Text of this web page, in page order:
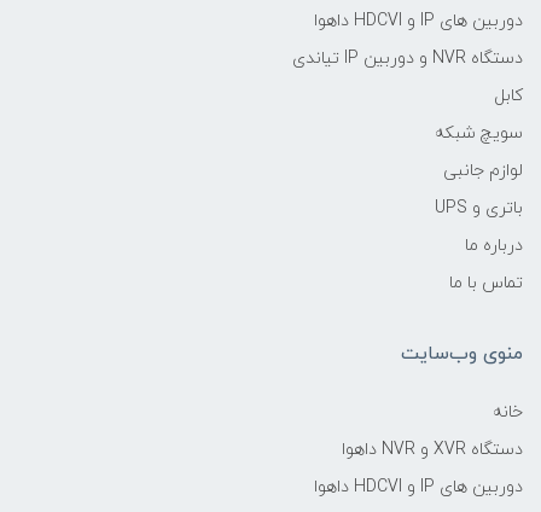
دوربین های IP و HDCVI داهوا
دستگاه NVR و دوربین IP تیاندی
کابل
سویچ شبکه
لوازم جانبی
باتری و UPS
درباره ما
تماس با ما
منوی وب‌سایت
خانه
دستگاه XVR و NVR داهوا
دوربین های IP و HDCVI داهوا